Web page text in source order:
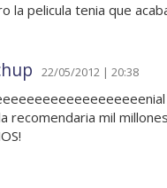
la pelicula tenia que
22/05/2012 | 20:38
recomendaria mil